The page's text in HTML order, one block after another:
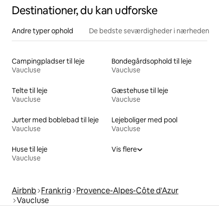
Destinationer, du kan udforske
Andre typer ophold De bedste seværdigheder i nærheden
Campingpladser til leje
Vaucluse
Bondegårdsophold til leje
Vaucluse
Telte til leje
Vaucluse
Gæstehuse til leje
Vaucluse
Jurter med boblebad til leje
Vaucluse
Lejeboliger med pool
Vaucluse
Huse til leje
Vaucluse
Vis flere
Airbnb Frankrig Provence-Alpes-Côte d'Azur
Vaucluse